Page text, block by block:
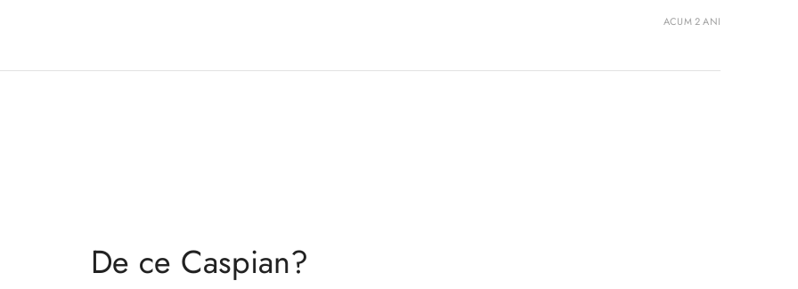
ACUM 2 ANI
De ce Caspian?